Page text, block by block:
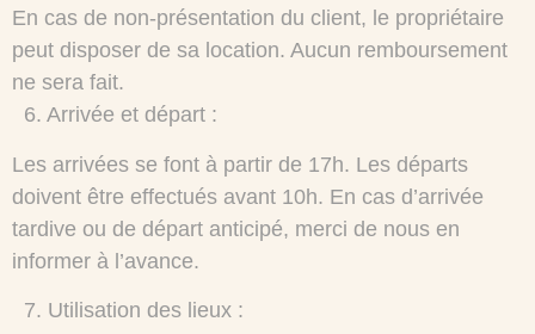
En cas de non-présentation du client, le propriétaire
peut disposer de sa location. Aucun remboursement
ne sera fait.
6.⁠ ⁠Arrivée et départ :
Les arrivées se font à partir de 17h. Les départs
doivent être effectués avant 10h. En cas d’arrivée
tardive ou de départ anticipé, merci de nous en
informer à l’avance.
7.⁠ ⁠Utilisation des lieux :